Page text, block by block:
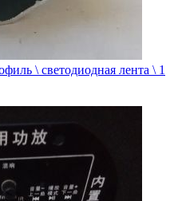
\ светодиодная лента \ 1